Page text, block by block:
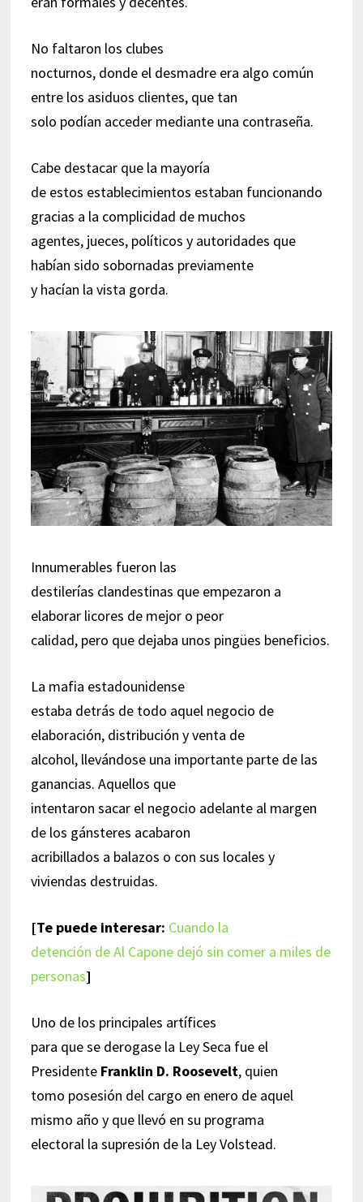
No faltaron los clubes
nocturnos, donde el desmadre era algo común
entre los asiduos clientes, que tan
solo podían acceder mediante una contraseña.
Cabe destacar que la mayoría
de estos establecimientos estaban funcionando
gracias a la complicidad de muchos
agentes, jueces, políticos y autoridades que
habían sido sobornadas previamente
y hacían la vista gorda.
Innumerables fueron las
destilerías clandestinas que empezaron a
elaborar licores de mejor o peor
calidad, pero que dejaba unos pingües beneficios.
La mafia estadounidense
estaba detrás de todo aquel negocio de
elaboración, distribución y venta de
alcohol, llevándose una importante parte de las
ganancias. Aquellos que
intentaron sacar el negocio adelante al margen
de los gánsteres acabaron
acribillados a balazos o con sus locales y
viviendas destruidas.
[Te puede interesar: Cuando la
detención de Al Capone dejó sin comer a miles de
personas]
Uno de los principales artífices
para que se derogase la Ley Seca fue el
Presidente Franklin D. Roosevelt, quien
tomo posesión del cargo en enero de aquel
mismo año y que llevó en su programa
electoral la supresión de la Ley Volstead.